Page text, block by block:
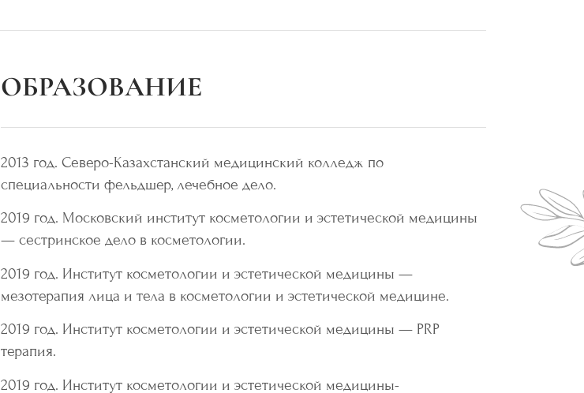
ОБРАЗОВАНИЕ
2013 год. Северо-Казахстанский медицинский колледж по
специальности фельдшер, лечебное дело.
2019 год. Московский институт косметологии и эстетической медицины
— сестринское дело в косметологии.
2019 год. Институт косметологии и эстетической медицины —
мезотерапия лица и тела в косметологии и эстетической медицине.
2019 год. Институт косметологии и эстетической медицины — PRP
терапия.
2019 год. Институт косметологии и эстетической медицины-